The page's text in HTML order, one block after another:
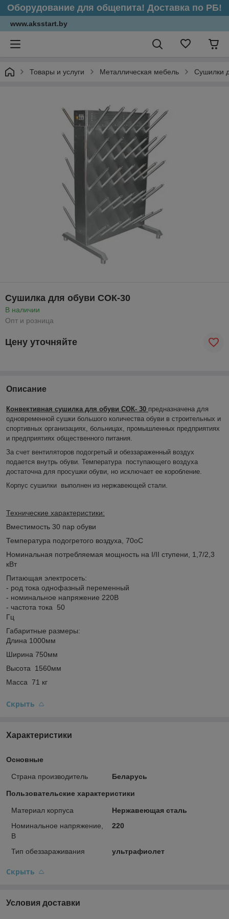
Оборудование для общепита! Доставка по РБ!
www.aksstart.by
Товары и услуги Металлическая мебель Сушилки
Сушилка для обуви СОК-30
В наличии
Опт и розница
Цену уточняйте
Описание
Конвективная сушилка для обуви СОК- 30 предназначена для
одновременной сушки большого количества обуви в строительных и
спортивных организациях, больницах, промышленных предприятиях
и предприятиях общественного питания.
За счет вентиляторов подогретый и обеззараженный воздух
подается внутрь обуви. Температура поступающего воздуха
достаточна для просушки обуви, но исключает ее коробление.
Корпус сушилки выполнен из нержавеющей стали.
Технические характеристики:
Вместимость 30 пар обуви
Температура подогретого воздуха, 70оС
Номинальная потребляемая мощность на I/II ступени, 1,7/2,3
кВт
Питающая электросеть:
- род тока однофазный переменный
- номинальное напряжение 220В
- частота тока 50
Гц
Габаритные размеры:
Длина 1000мм
Ширина 750мм
Высота 1560мм
Масса 71 кг
Скрыть
Характеристики
Основные
Страна производитель Беларусь
Пользовательские характеристики
Материал корпуса
Нержавеющая сталь
Номинальное напряжение,
В
220
Тип обеззараживания ультрафиолет
Скрыть
Условия доставки